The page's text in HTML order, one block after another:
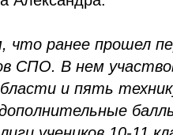
что ранее прошел
СПО. В нем
и пять